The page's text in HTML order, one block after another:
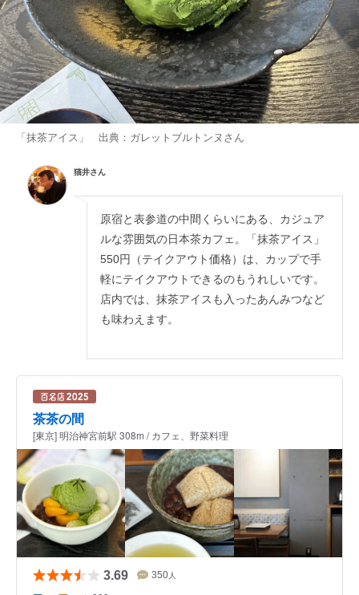
「抹茶アイス」 出典： ガレットブルトンヌ さん
猫井さん
原宿と表参道の中間くらいにある、カジュア
ルな雰囲気の日本茶カフェ。「抹茶アイス」
550円（テイクアウト価格）は、カップで手
軽にテイクアウトできるのもうれしいです。
店内では、抹茶アイスも入ったあんみつなど
も味わえます。
茶茶の間
[東京] 明治神宮前駅 308m / カフェ、野菜料理
3.69 350 人